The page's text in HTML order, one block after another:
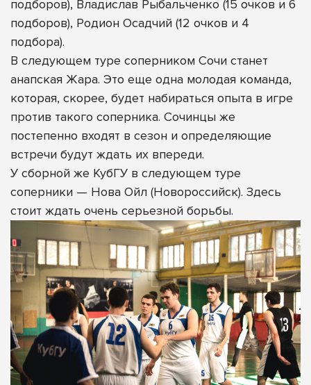
подборов), Владислав Рыбальченко (15 очков и 6
подборов), Родион Осадчий (12 очков и 4
подбора).
В следующем туре соперником Сочи станет
анапская Жара. Это еще одна молодая команда,
которая, скорее, будет набираться опыта в игре
против такого соперника. Сочинцы же
постепенно входят в сезон и определяющие
встречи будут ждать их впереди.
У сборной же КубГУ в следующем туре
соперники — Нова Ойл (Новороссийск). Здесь
стоит ждать очень серьезной борьбы.